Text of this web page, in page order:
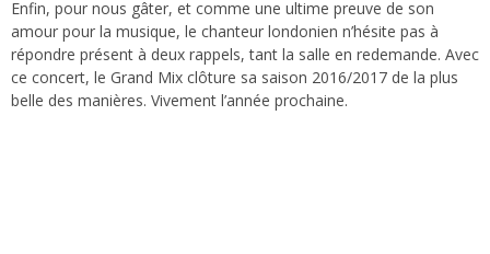
Enfin, pour nous gâter, et comme une ultime preuve de son
amour pour la musique, le chanteur londonien n’hésite pas à
répondre présent à deux rappels, tant la salle en redemande. Avec
ce concert, le Grand Mix clôture sa saison 2016/2017 de la plus
belle des manières. Vivement l’année prochaine.